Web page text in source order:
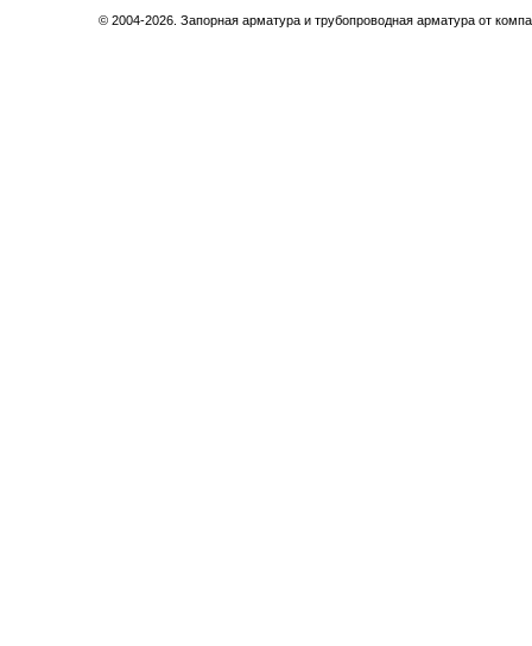
© 2004-2026. Запорная арматура и трубопроводная арматура от